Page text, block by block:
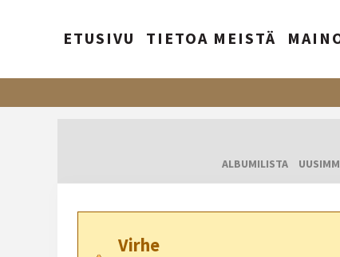
ETUSIVU TIETOA MEISTÄ
ALBUMILISTA
Virhe